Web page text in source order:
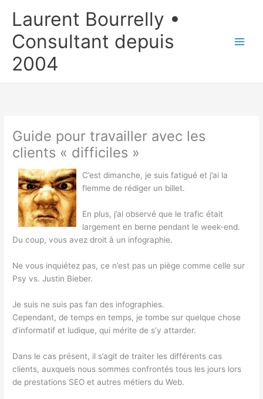
Laurent Bourrelly •
Consultant depuis
2004
Guide pour travailler avec les
clients « difficiles »
C’est dimanche, je suis fatigué et j’ai la
flemme de rédiger un billet.
En plus, j’ai observé que le trafic était
largement en berne pendant le week-end.
Du coup, vous avez droit à un infographie.
Ne vous inquiétez pas, ce n’est pas un piège comme celle sur
Psy vs. Justin Bieber.
Je suis ne suis pas fan des infographies.
Cependant, de temps en temps, je tombe sur quelque chose
d’informatif et ludique, qui mérite de s’y attarder.
Dans le cas présent, il s’agit de traiter les différents cas
clients, auxquels nous sommes confrontés tous les jours lors
de prestations SEO et autres métiers du Web.